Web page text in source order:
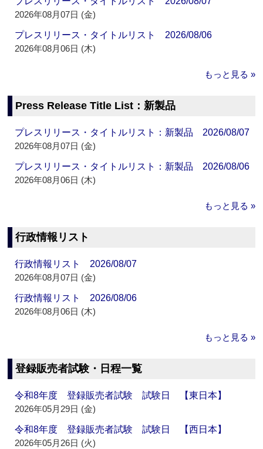
2026年08月07日 (金)
プレスリリース・タイトルリスト 2026/08/06
2026年08月06日 (木)
もっと見る »
Press Release Title List：新製品
プレスリリース・タイトルリスト：新製品 2026/08/07
2026年08月07日 (金)
プレスリリース・タイトルリスト：新製品 2026/08/06
2026年08月06日 (木)
もっと見る »
行政情報リスト
行政情報リスト 2026/08/07
2026年08月07日 (金)
行政情報リスト 2026/08/06
2026年08月06日 (木)
もっと見る »
登録販売者試験・日程一覧
令和8年度 登録販売者試験 試験日 【東日本】
2026年05月29日 (金)
令和8年度 登録販売者試験 試験日 【西日本】
2026年05月26日 (火)